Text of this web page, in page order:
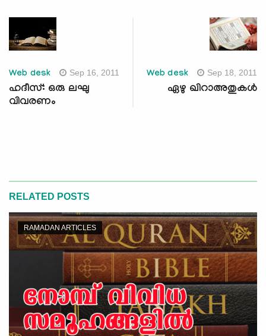
Web desk Sep 16, 2011
ഹദീസ്: ഒരു ലഘു
വിവരണം
Web desk Sep 18, 2011
ഏഴു ഖിറാഅതുകള്‍
RELATED POSTS
RAMADAN ARTICLES